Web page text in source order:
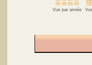
Vue par année